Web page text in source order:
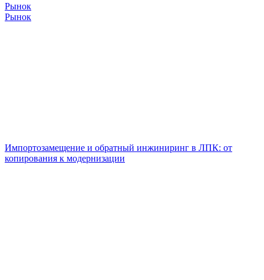
Рынок
Рынок
Импортозамещение и обратный инжиниринг в ЛПК: от
копирования к модернизации